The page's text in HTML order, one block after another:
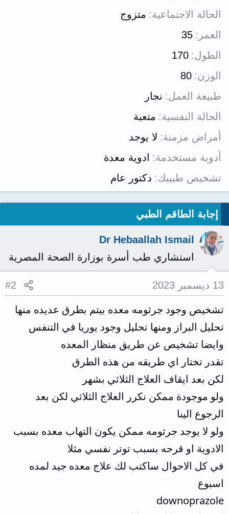
الحالة الاجتماعية
متزوج
العمر
35
الطول 170
الوزن 80
طبيعة العمل
نجار
الحالة النفسية
متعبة
أمراض مزمنة لا يوجد
أدوية مستخدمة
ادوية معدة
تشخيص طبيبك دكتور عام
إجابة الطاقم الطبي
Dr Hebaallah Ismail
استشاري طب أسرة بوزارة الصحة المصرية
13 ديسمبر 2023 #2
تشخيص وجود جرثومه معده بيتم بطرق عديده منها
تحليل البراز ومنها تحليل وجود يوريا في التنفس
وايضا تشخيص عن طريق منظار المعده
تقدر تختار اي طريقه من هذه الطرق
لكن بعد ايقاف العلاج الثلاثي بشهر
ولو موجودة ممكن نكرر العلاج الثلاثي لكن بعد
الرجوع الينا
ولو لا يوجد جرثومه ممكن يكون التهاب معده بسبب
الادوية او قرحه بسبب توتر نفسي مثلا
في كل الاحوال ساكتب لك علاج معده جيد لمده
اسبوع
downoprazole